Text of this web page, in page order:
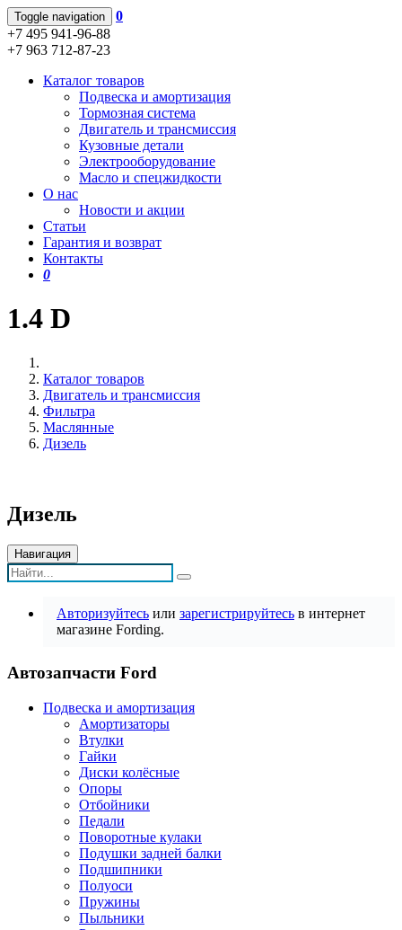
Toggle navigation
0
+7 495 941-96-88
+7 963 712-87-23
Каталог товаров
Подвеска и амортизация
Тормозная система
Двигатель и трансмиссия
Кузовные детали
Электрооборудование
Масло и спецжидкости
О нас
Новости и акции
Статьи
Гарантия и возврат
Контакты
0
1.4 D
Каталог товаров
Двигатель и трансмиссия
Фильтра
Маслянные
Дизель
Дизель
Навигация
Авторизуйтесь или зарегистрируйтесь в интернет
магазине Fording.
Автозапчасти Ford
Подвеска и амортизация
Амортизаторы
Втулки
Гайки
Диски колёсные
Опоры
Отбойники
Педали
Поворотные кулаки
Подушки задней балки
Подшипники
Полуоси
Пружины
Пыльники